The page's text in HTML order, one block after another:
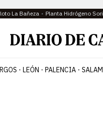
La Bañeza Planta Hidrógeno
LEÓN PALENCIA